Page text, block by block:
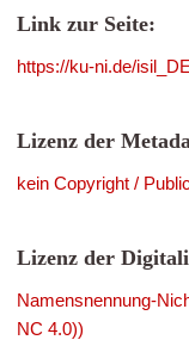
Link zur Seite:
https://ku-ni.de/
Lizenz der
kein Copyright /
Lizenz der
Namensnennung-
NC 4.0))